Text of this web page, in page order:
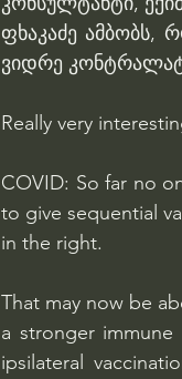
ფხაკაძე ამბობს,
ვიდრე
Really very
COVID: So far no
to give sequential
in the right.
That may now be
a stronger immune
ipsilateral